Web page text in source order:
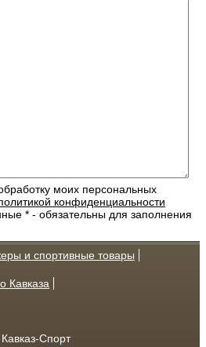
моих персональных
конфиденциальности
* - обязательны для заполнения
и спортивные товары
Кавказа
Спорт